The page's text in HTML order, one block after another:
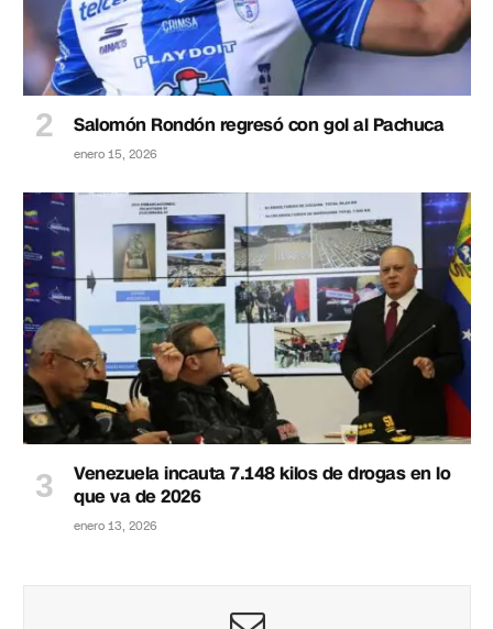
Salomón Rondón regresó con gol al Pachuca
enero 15, 2026
Venezuela incauta 7.148 kilos de drogas en lo
que va de 2026
enero 13, 2026